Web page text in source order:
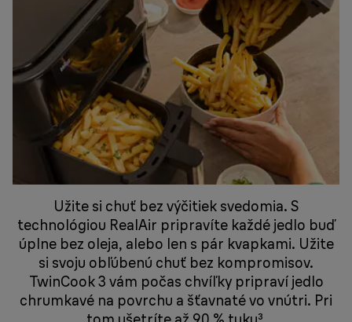
Užite si chuť bez výčitiek svedomia. S
technológiou RealAir pripravíte každé jedlo buď
úplne bez oleja, alebo len s pár kvapkami. Užite
si svoju obľúbenú chuť bez kompromisov.
TwinCook 3 vám počas chvíľky pripraví jedlo
chrumkavé na povrchu a šťavnaté vo vnútri. Pri